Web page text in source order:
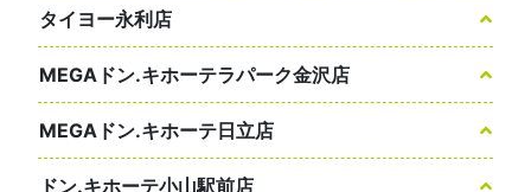
タイヨー永利店
MEGAドン.キホーテラパーク金沢店
MEGAドン.キホーテ日立店
ドン.キホーテ小山駅前店